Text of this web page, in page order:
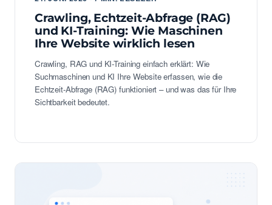
Crawling, Echtzeit-Abfrage (RAG)
und KI-Training: Wie Maschinen
Ihre Website wirklich lesen
Crawling, RAG und KI-Training einfach erklärt: Wie
Suchmaschinen und KI Ihre Website erfassen, wie die
Echtzeit-Abfrage (RAG) funktioniert – und was das für Ihre
Sichtbarkeit bedeutet.